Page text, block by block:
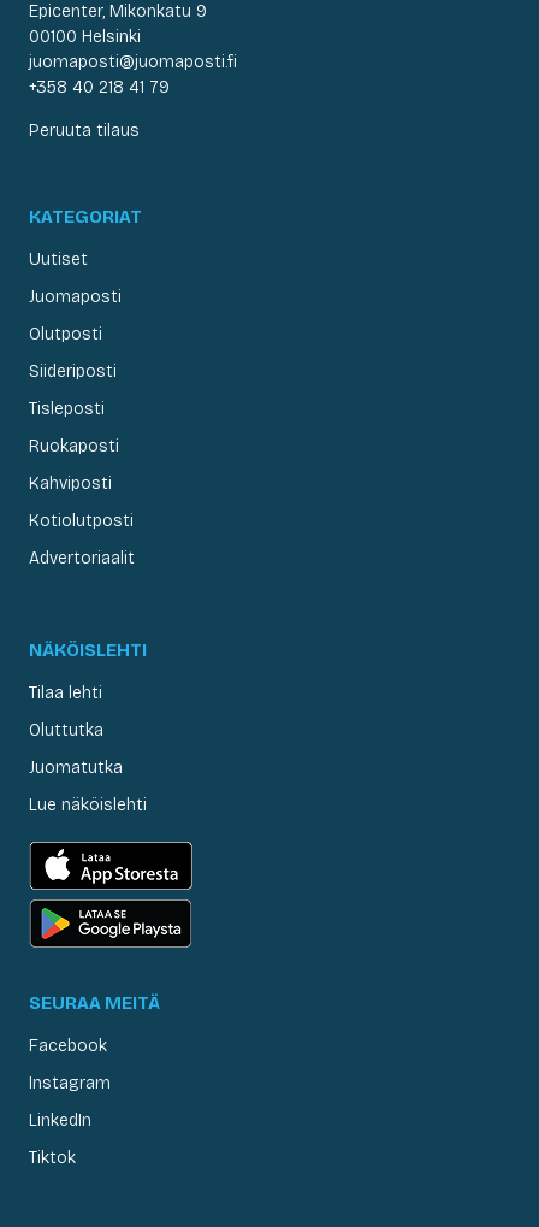
Epicenter, Mikonkatu 9
00100 Helsinki
juomaposti@juomaposti.fi
+358 40 218 41 79
Peruuta tilaus
KATEGORIAT
Uutiset
Juomaposti
Olutposti
Siideriposti
Tisleposti
Ruokaposti
Kahviposti
Kotiolutposti
Advertoriaalit
NÄKÖISLEHTI
Tilaa lehti
Oluttutka
Juomatutka
Lue näköislehti
SEURAA MEITÄ
Facebook
Instagram
LinkedIn
Tiktok